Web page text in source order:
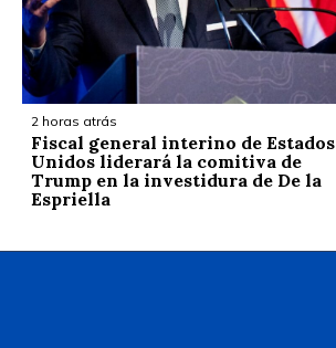
2 horas atrás
Fiscal general interino de Estados
Unidos liderará la comitiva de
Trump en la investidura de De la
Espriella